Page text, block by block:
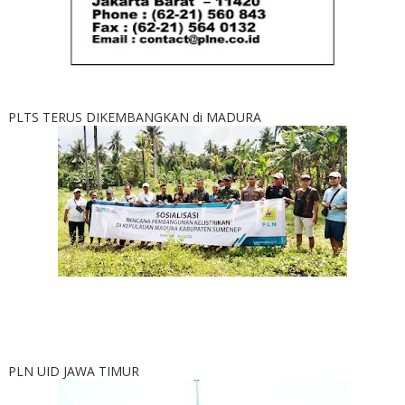
PLTS TERUS DIKEMBANGKAN di MADURA
PLN UID JAWA TIMUR